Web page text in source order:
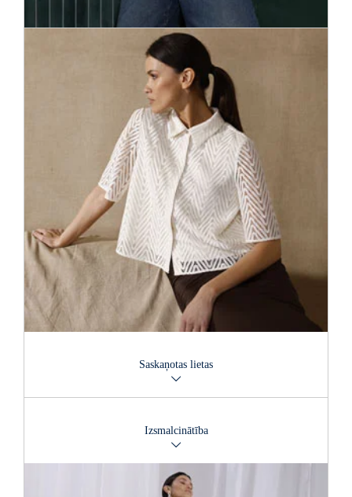
Īpaši izvēlēts piedāvājums pircējiem, kas apzinās jaunākās
modes tendences, – te atradīsiet spilgtākās un iekārojamākās
Saskaņotas lietas
formula paredz saskaņotu apģērbu valkāšanu. Vadošo modes
zīmolu kolekcijas norāda tendenču virzienus un piedāvā
Izsmalcinātība